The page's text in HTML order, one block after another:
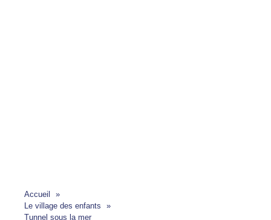
Accueil
Le village des enfants
Tunnel sous la mer